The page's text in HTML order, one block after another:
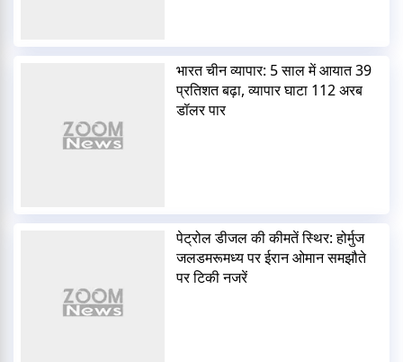
भारत चीन व्यापार: 5 साल में आयात 39
प्रतिशत बढ़ा, व्यापार घाटा 112 अरब
डॉलर पार
पेट्रोल डीजल की कीमतें स्थिर: होर्मुज
जलडमरूमध्य पर ईरान ओमान समझौते
पर टिकी नजरें